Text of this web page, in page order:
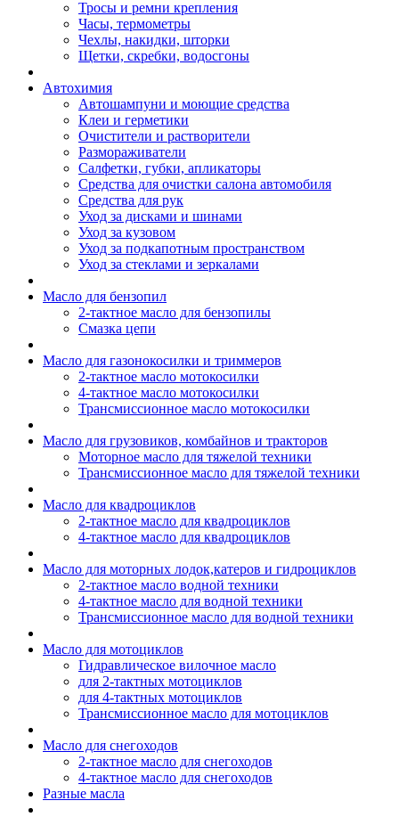
Тросы и ремни крепления
Часы, термометры
Чехлы, накидки, шторки
Щетки, скребки, водосгоны
Автохимия
Автошампуни и моющие средства
Клеи и герметики
Очистители и растворители
Размораживатели
Салфетки, губки, апликаторы
Средства для очистки салона автомобиля
Средства для рук
Уход за дисками и шинами
Уход за кузовом
Уход за подкапотным пространством
Уход за стеклами и зеркалами
Масло для бензопил
2-тактное масло для бензопилы
Cмазка цепи
Масло для газонокосилки и триммеров
2-тактное масло мотокосилки
4-тактное масло мотокосилки
Трансмиссионное масло мотокосилки
Масло для грузовиков, комбайнов и тракторов
Моторное масло для тяжелой техники
Трансмиссионное масло для тяжелой техники
Масло для квадроциклов
2-тактное масло для квадроциклов
4-тактное масло для квадроциклов
Масло для моторных лодок,катеров и гидроциклов
2-тактное масло водной техники
4-тактное масло для водной техники
Трансмиссионное масло для водной техники
Масло для мотоциклов
Гидравлическое вилочное масло
для 2-тактных мотоциклов
для 4-тактных мотоциклов
Трансмиссионное масло для мотоциклов
Масло для снегоходов
2-тактное масло для снегоходов
4-тактное масло для снегоходов
Разные масла